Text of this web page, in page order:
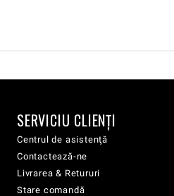
SERVICIU CLIENŢI
Centrul de asistenţă
Contactează-ne
Livrarea & Retururi
Stare comandă